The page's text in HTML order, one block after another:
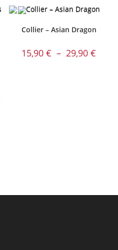
€
Collier – Asian Dragon
15,90€ – 29,90€